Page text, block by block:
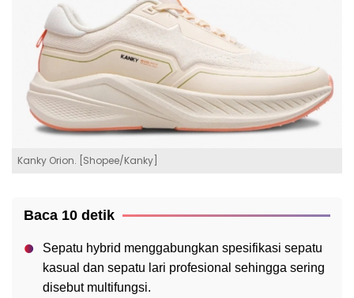
Kanky Orion. [Shopee/Kanky]
Baca 10 detik
Sepatu hybrid menggabungkan spesifikasi sepatu
kasual dan sepatu lari profesional sehingga sering
disebut multifungsi.